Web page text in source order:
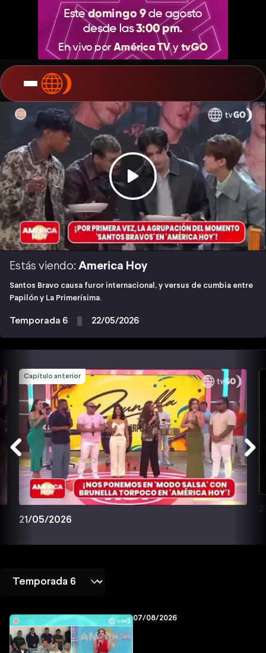
Estás viendo: America Hoy
Santos Bravo causa furor internacional, y versus de cumbia entre
Papilón y La Primerísima.
Temporada 6 22/05/2026
Capítulo anterior
21/05/2026
07/08/2026